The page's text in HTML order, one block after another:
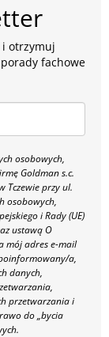
i otrzymuj
fachowe
osobowych,
Goldman s.c.
Tczewie przy ul.
osobowych,
i Rady (UE)
ustawą O
mój adres e-mail
a,
danych,
przetwarzania i
do „bycia